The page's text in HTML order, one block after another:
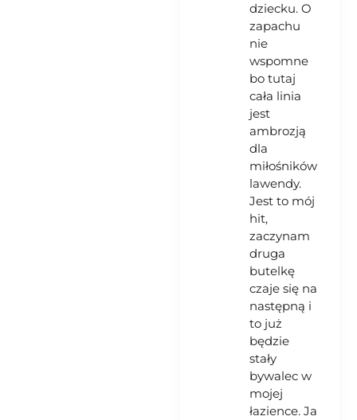
dziecku. O
zapachu
nie
wspomne
bo tutaj
cała linia
jest
ambrozją
dla
miłośników
lawendy.
Jest to mój
hit,
zaczynam
druga
butelkę
czaje się na
następną i
to już
będzie
stały
bywalec w
mojej
łazience. Ja